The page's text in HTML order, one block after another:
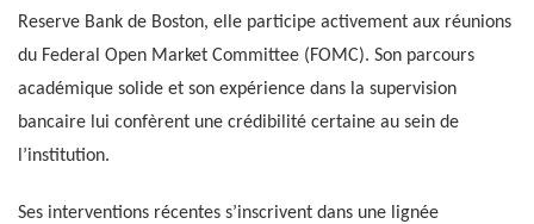
Reserve Bank de Boston, elle participe activement aux réunions
du Federal Open Market Committee (FOMC). Son parcours
académique solide et son expérience dans la supervision
bancaire lui confèrent une crédibilité certaine au sein de
l’institution.
Ses interventions récentes s’inscrivent dans une lignée